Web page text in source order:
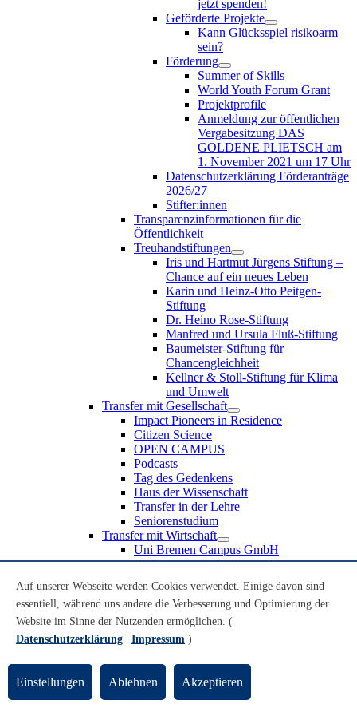
jetzt spenden!
Geförderte Projekte
Kann Glücksspiel risikoarm
sein?
Förderung
Summer of Skills
World Youth Forum Grant
Projektprofile
Anmeldung zur öffentlichen
Vergabesitzung DAS
GOLDENE PLIETSCH am
1. November 2021 um 17 Uhr
Datenschutzerklärung Förderanträge
2026/27
Stifter:innen
Transparenzinformationen für die
Öffentlichkeit
Treuhandstiftungen
Iris und Hartmut Jürgens Stiftung –
Chance auf ein neues Leben
Karin und Heinz-Otto Peitgen-
Stiftung
Dr. Heino Rose-Stiftung
Manfred und Ursula Fluß-Stiftung
Baumeister-Stiftung für
Chancengleichheit
Kellner & Stoll-Stiftung für Klima
und Umwelt
Transfer mit Gesellschaft
Impact Pioneers in Residence
Citizen Science
OPEN CAMPUS
Podcasts
Tag des Gedenkens
Haus der Wissenschaft
Transfer in der Lehre
Seniorenstudium
Transfer mit Wirtschaft
Uni Bremen Campus GmbH
Erfindungen und Schutzrechte
Recruiting an der Universität Bremen
Weiterbildung an der Universität Bremen
Transfer mit Schule
Schülerinnen und Schüler
Schulklassen
Lehrkräfte
Gründungsunterstützung
Auf unserer Webseite werden Cookies verwendet. Einige davon sind
essentiell, während uns andere die Verbesserung und Optimierung der
Website im Sinne der Nutzenden ermöglichen. (
Datenschutzerklärung
Impressum )
Einstellungen Ablehnen Akzeptieren